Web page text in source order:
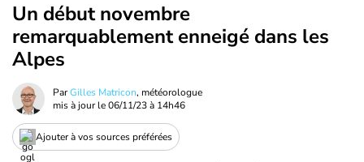
Un début novembre
remarquablement enneigé dans les
Alpes
ParGilles Matricon, météorologue
mis à jour le06/11/23 à 14h46
Ajouter à vos sources préférées